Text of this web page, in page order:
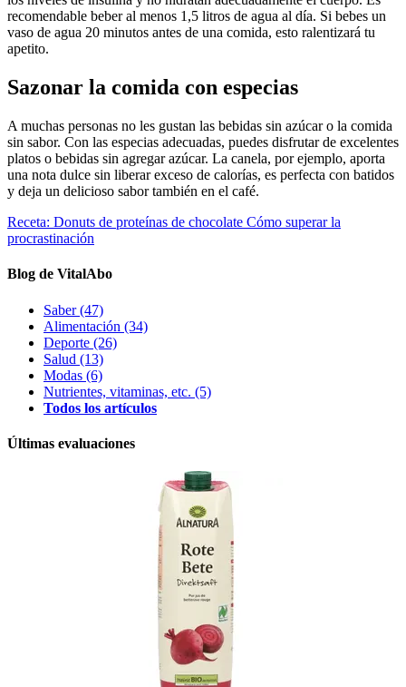
recomendable beber al menos 1,5 litros de agua al día. Si bebes un
vaso de agua 20 minutos antes de una comida, esto ralentizará tu
apetito.
Sazonar la comida con especias
A muchas personas no les gustan las bebidas sin azúcar o la comida
sin sabor. Con las especias adecuadas, puedes disfrutar de excelentes
platos o bebidas sin agregar azúcar. La canela, por ejemplo, aporta
una nota dulce sin liberar exceso de calorías, es perfecta con batidos
y deja un delicioso sabor también en el café.
Receta: Donuts de proteínas de chocolate Cómo superar la
procrastinación
Blog de VitalAbo
Saber(47)
Alimentación (34)
Deporte (26)
Salud (13)
Modas (6)
Nutrientes, vitaminas, etc. (5)
Todos los artículos
Últimas evaluaciones